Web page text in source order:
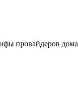
провайдеров дома